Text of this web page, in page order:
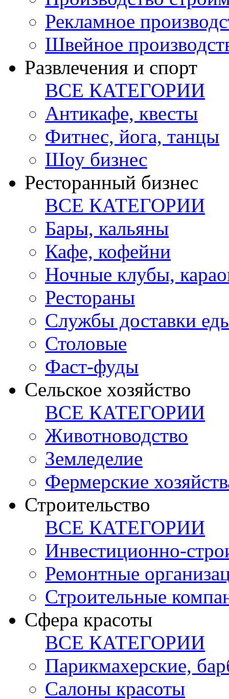
Рекламное
Швейное
Развлечения и спорт
ВСЕ КАТЕГОРИИ
Антикафе, квесты
Фитнес, йога, танцы
Шоу бизнес
Ресторанный бизнес
ВСЕ КАТЕГОРИИ
Бары, кальяны
Кафе, кофейни
Ночные клубы,
Рестораны
Службы доставки
Столовые
Фаст-фуды
Сельское хозяйство
ВСЕ КАТЕГОРИИ
Животноводство
Земледелие
Фермерские
Строительство
ВСЕ КАТЕГОРИИ
Инвестиционно-
Ремонтные
Строительные
Сфера красоты
ВСЕ КАТЕГОРИИ
Парикмахерские,
Салоны красоты